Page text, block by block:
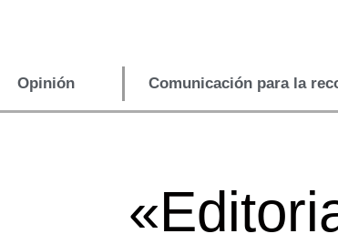
Opinión Comunicación para la